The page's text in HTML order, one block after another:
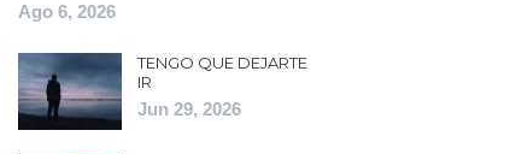
Ago 6, 2026
TENGO QUE DEJARTE
IR
Jun 29, 2026